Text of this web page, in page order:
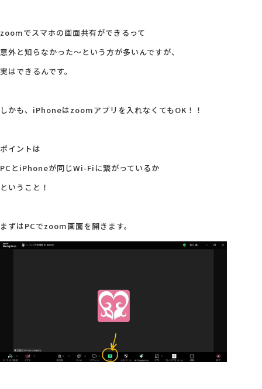
zoomでスマホの画面共有ができるって
意外と知らなかった～という方が多いんですが、
実はできるんです。
しかも、iPhoneはzoomアプリを入れなくてもOK！！
ポイントは
PCとiPhoneが同じWi-Fiに繋がっているか
ということ！
まずはPCでzoom画面を開きます。